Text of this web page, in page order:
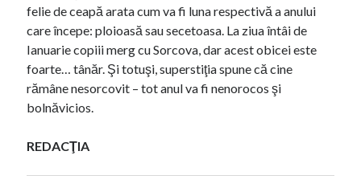
felie de ceapă arata cum va fi luna respectivă a anului
care începe: ploioasă sau secetoasa. La ziua întâi de
Ianuarie copiii merg cu Sorcova, dar acest obicei este
foarte… tânăr. Şi totuşi, superstiţia spune că cine
rămâne nesorcovit – tot anul va fi nenorocos şi
bolnăvicios.
REDACŢIA